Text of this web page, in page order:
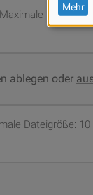
ablegen oder
Dateigröße: 10